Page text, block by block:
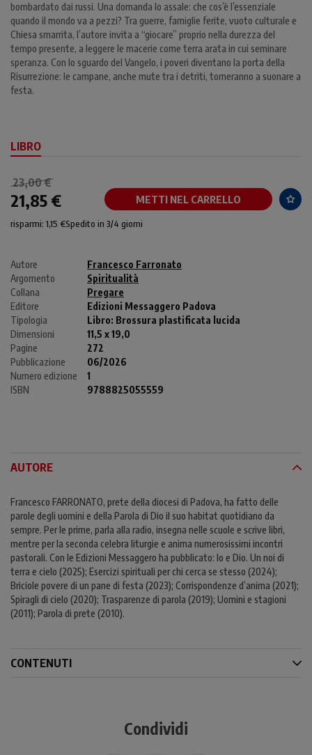
bombardato dai russi. Una domanda lo assale: che cos’è l’essenziale
quando il mondo va a pezzi? Tra guerre, famiglie ferite, vuoto culturale e
Chiesa smarrita, l’autore invita a “giocare” proprio nella durezza del
tempo presente, a leggere le macerie come terra arata in cui seminare
speranza. Con lo sguardo del Vangelo, i poveri diventano la porta della
Risurrezione: le campane, anche mute tra i detriti, torneranno a suonare a
festa.
LIBRO
23,00 €
21,85 € METTI NEL CARRELLO
risparmi: 1,15 €Spedito in 3/4 giorni
Autore
Francesco Farronato
Argomento
Spiritualità
Collana
Pregare
Editore
Edizioni Messaggero Padova
Tipologia
Libro: Brossura plastificata lucida
Dimensioni
11,5 x 19,0
Pagine
272
Pubblicazione
06/2026
Numero edizione
1
ISBN
9788825055559
AUTORE
Francesco FARRONATO, prete della diocesi di Padova, ha fatto delle
parole degli uomini e della Parola di Dio il suo habitat quotidiano da
sempre. Per le prime, parla alla radio, insegna nelle scuole e scrive libri,
mentre per la seconda celebra liturgie e anima numerosissimi incontri
pastorali. Con le Edizioni Messaggero ha pubblicato: Io e Dio. Un noi di
terra e cielo (2025); Esercizi spirituali per chi cerca se stesso (2024);
Briciole povere di un pane di festa (2023); Corrispondenze d’anima (2021);
Spiragli di cielo (2020); Trasparenze di parola (2019); Uomini e stagioni
(2011); Parola di prete (2010).
CONTENUTI
Condividi